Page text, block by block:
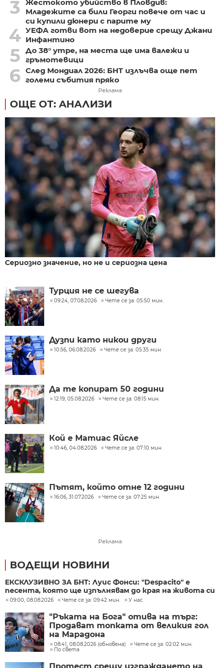
3
Жестокото убийство в Пловдив:
Младежите са били Георги повече от час и
си купили дюнери с парите му
4 УЕФА готви вот на недоверие срещу Джани
Инфантино
5 До 38° утре, на места ще има валежи и
гръмотевици
6 След Мондиал 2026: БНТ излъчва още пет
големи събития пряко
Реклама
ОЩЕ ОТ: AНАЛИЗИ
Сериозно значение, но не и сериозна цена
Турция не се шегува
09:24, 07.08.2026 Чете се за: 05:50 мин.
Дузпи като никои други
10:56, 06.08.2026 Чете се за: 05:35 мин.
Да те копират 50 години
12:19, 05.08.2026 Чете се за: 08:15 мин.
Кой е Матиас Яйсле
10:46, 04.08.2026 Чете се за: 07:10 мин.
Пътят, който отне 12 години
16:06, 31.07.2026 Чете се за: 07:25 мин.
Реклама
ВОДЕЩИ НОВИНИ
ЕКСКЛУЗИВНО ЗА БНТ: Луис Фонси: "Despacito" е
песента, която ще изпълнявам до края на живота си
09:00, 08.08.2026 Чете се за: 09:42 мин. У нас
"Ръката на Бога" отива на търг:
Продават топката от великия гол
на Марадона
08:41, 08.08.2026 (обновена)
Чете се за: 02:02 мин.
По света